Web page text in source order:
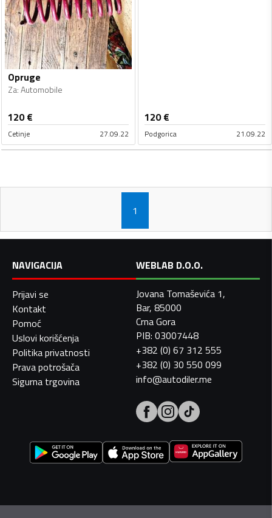
Opruge
Za:Automobile
120€
Cetinje 27.09.22
120€
Podgorica 21.09.22
1
NAVIGACIJA
Prijavi se
Kontakt
Pomoć
Uslovi korišćenja
Politika privatnosti
Prava potrošača
Sigurna trgovina
WEBLAB D.O.O.
Jovana Tomaševića 1,
Bar, 85000
Crna Gora
PIB: 03007448
+382 (0) 67 312 555
+382 (0) 30 550 099
info@autodiler.me